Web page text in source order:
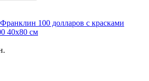
100 долларов с красками
40x80 см